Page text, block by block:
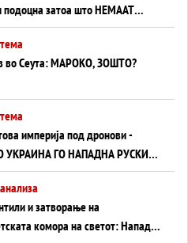
подоцна затоа што НЕМААТ
ДА ГИ ЗАМЕНАТ
во Сеута: МАРОКО, ЗОШТО?
империја под дронови -
УКРАИНА ГО НАПАДНА РУСКИОТ
и затворање на
комора на светот: Нападот